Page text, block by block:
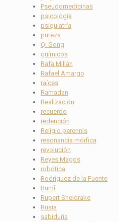
Pseudomedicinas
psicología
psiquiatría
pureza
Qi Gong
químicos
Rafa Millán
Rafael Amargo
raíces
Ramadan
Realización
recuerdo
redención
Religio perennis
resonancia mórfica
revolución
Reyes Magos
robótica
Rodríguez de la Fuente
Rumî
Rupert Sheldrake
Rusia
sabiduría